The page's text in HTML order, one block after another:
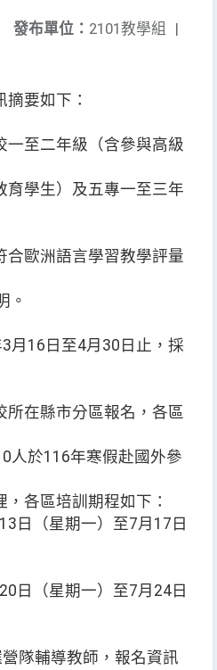
發布單位： 2101教學組 |
要如下：
一至二年級（含參與高級
育學生）及五專一至三年
合歐洲語言學習教學評量
。
月16日至4月30日止，採
所在縣市分區報名，各區
人於116年寒假赴國外參
各區培訓期程如下：
日（星期一）至7月17日
日（星期一）至7月24日
隊輔導教師，報名資訊